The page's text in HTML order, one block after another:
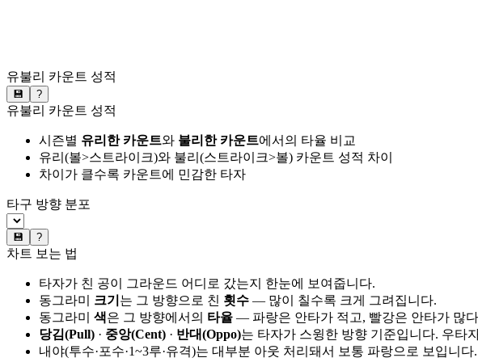
유불리 카운트 성적
💾 ?
유불리 카운트 성적
시즌별 유리한 카운트와 불리한 카운트에서의 타율 비교
유리(볼>스트라이크)와 불리(스트라이크>볼) 카운트 성적 차이
차이가 클수록 카운트에 민감한 타자
타구 방향 분포
💾 ?
차트 보는 법
타자가 친 공이 그라운드 어디로 갔는지 한눈에 보여줍니다.
동그라미 크기 는 그 방향으로 친 횟수 — 많이 칠수록 크게 그려집니다.
동그라미 색은 그 방향에서의 타율 — 파랑은 안타가 적고, 빨강은 안타가 많
당김(Pull) · 중앙(Cent) · 반대(Oppo)는 타자가 스윙한 방향 기준입니다. 우타
내야(투수·포수·1~3루·유격)는 대부분 아웃 처리돼서 보통 파랑으로 보입니다.